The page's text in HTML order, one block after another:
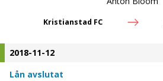
Kristianstad FC
2018-11-12
Lån avslutat